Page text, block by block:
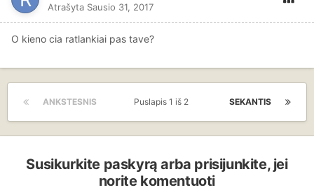
Atrašyta Sausio 31, 2017
O kieno cia ratlankiai pas tave?
ANKSTESNIS SEKANTIS
Puslapis 1 iš 2
Susikurkite paskyrą arba prisijunkite, jei
norite komentuoti